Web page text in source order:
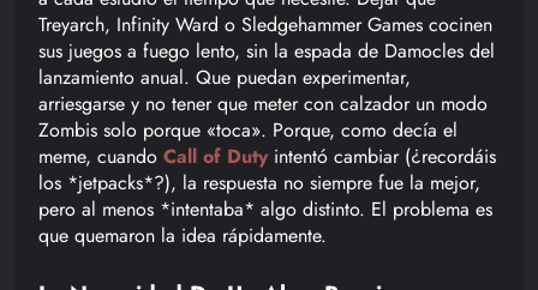
Treyarch, Infinity Ward o Sledgehammer Games cocinen
sus juegos a fuego lento, sin la espada de Damocles del
lanzamiento anual. Que puedan experimentar,
arriesgarse y no tener que meter con calzador un modo
Zombis solo porque «toca». Porque, como decía el
meme, cuando Call of Duty intentó cambiar (¿recordáis
los *jetpacks*?), la respuesta no siempre fue la mejor,
pero al menos *intentaba* algo distinto. El problema es
que quemaron la idea rápidamente.